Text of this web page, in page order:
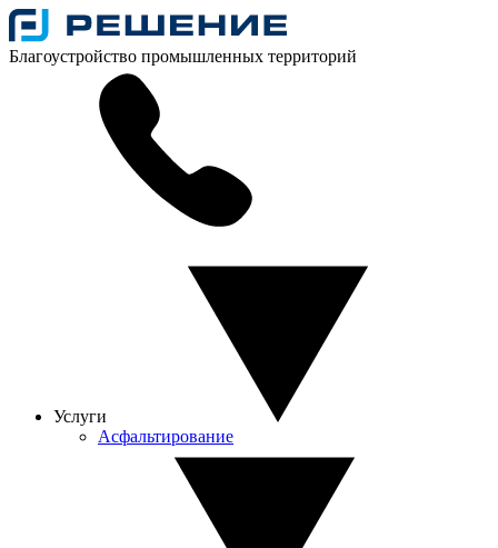
Благоустройство промышленных территорий
Услуги
Асфальтирование